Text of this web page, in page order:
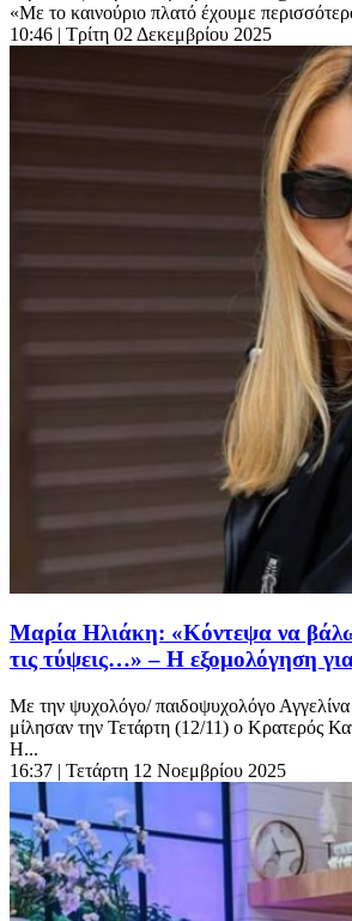
«Με το καινούριο πλατό έχουμε
10:46 | Τρίτη 02 Δεκεμβρίου 2025
Μαρία Ηλιάκη: «Κόντεψα να
τις τύψεις…» – Η εξομολόγηση
Με την ψυχολόγο/ παιδοψυχολόγο Αγγελίνα
μίλησαν την Τετάρτη (12/11) ο Κρατερός
Η...
16:37 | Τετάρτη 12 Νοεμβρίου 2025